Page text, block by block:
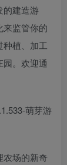
的建造游
来监管你的
植、加工
。欢迎通
农场的新奇